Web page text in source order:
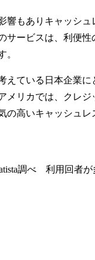
響もありキャッシュ
サービスは、利便性
。
えている日本企業
メリカでは、クレ
の高いキャッシュ
調べ 利用回者が